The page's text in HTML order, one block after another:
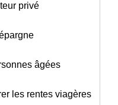
privé
âgées
les rentes viagères